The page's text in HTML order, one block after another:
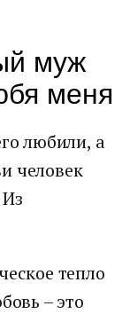
муж
меня
любили, а
человек
тепло
– это